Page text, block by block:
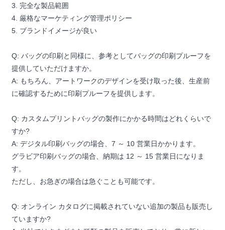
3. 完全な製品範囲
4. 厳格なマーケティング管理ポリシー
5. ブランドイメージが良い
Q: バッグの印刷と同様に、参考としてバッグの印刷プルーフを
提供していただけますか。
A: もちろん、アートワークのデザインを受け取った後、生産前
に確認するために印刷プルーフを提供します。
Q: カスタムプリントバッグの製作にかかる時間はどれくらいで
すか?
A: デジタル印刷バッグの場合、7 ～ 10 営業日かかります。
グラビア印刷バッグの場合、納期は 12 ～ 15 営業日になりま
す。
ただし、お急ぎの場合は急ぐことも可能です。
Q: オンライン カタログに掲載されていない追加の製品も販売し
ていますか?